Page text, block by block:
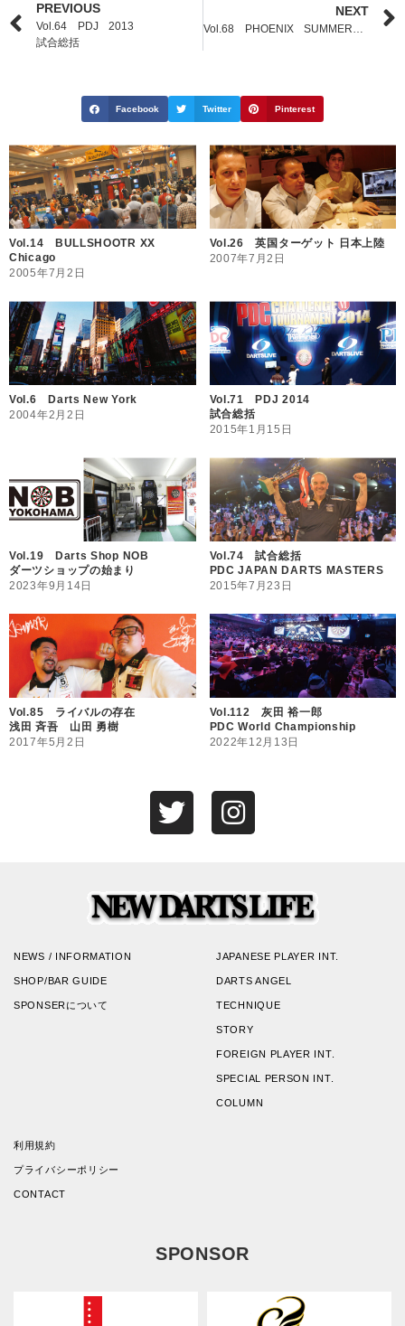
PREVIOUS
Vol.64 PDJ 2013
試合総括
NEXT
Vol.68 PHOENIX SUMMER FESTIVAL 2014
Facebook Twitter Pinterest
Vol.14 BULLSHOOTR XX
Chicago
2005年7月2日
Vol.26 英国ターゲット 日本上陸
2007年7月2日
Vol.6 Darts New York
2004年2月2日
Vol.71 PDJ 2014
試合総括
2015年1月15日
Vol.19 Darts Shop NOB
ダーツショップの始まり
2023年9月14日
Vol.74 試合総括
PDC JAPAN DARTS MASTERS
2015年7月23日
Vol.85 ライバルの存在
浅田 斉吾 山田 勇樹
2017年5月2日
Vol.112 灰田 裕一郎
PDC World Championship
2022年12月13日
NEWS / INFORMATION
SHOP/BAR GUIDE
SPONSERについて
JAPANESE PLAYER INT.
DARTS ANGEL
TECHNIQUE
STORY
FOREIGN PLAYER INT.
SPECIAL PERSON INT.
COLUMN
利用規約
プライバシーポリシー
CONTACT
SPONSOR